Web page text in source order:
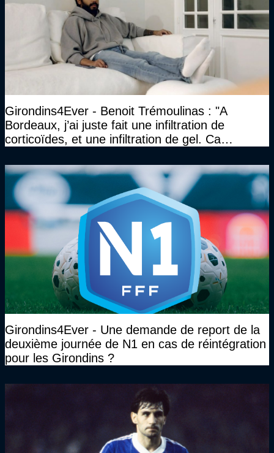
Girondins4Ever - Benoit Trémoulinas : "A
Bordeaux, j’ai juste fait une infiltration de
corticoïdes, et une infiltration de gel. Ca
Girondins4Ever - Une demande de report de la
deuxième journée de N1 en cas de réintégration
pour les Girondins ?